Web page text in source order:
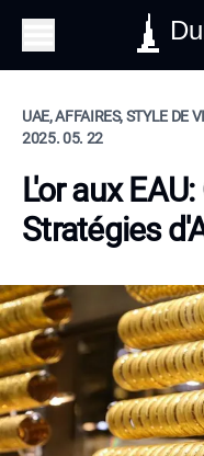
UAE, AFFAIRES, STYLE DE
2025. 05. 22
L'or aux
Stratégies